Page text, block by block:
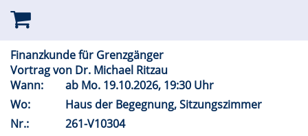
Finanzkunde für Grenzgänger
Vortrag von Dr. Michael Ritzau
Wann:
ab Mo. 19.10.2026, 19:30 Uhr
Wo:
Haus der Begegnung, Sitzungszimmer
Nr.:
261-V10304